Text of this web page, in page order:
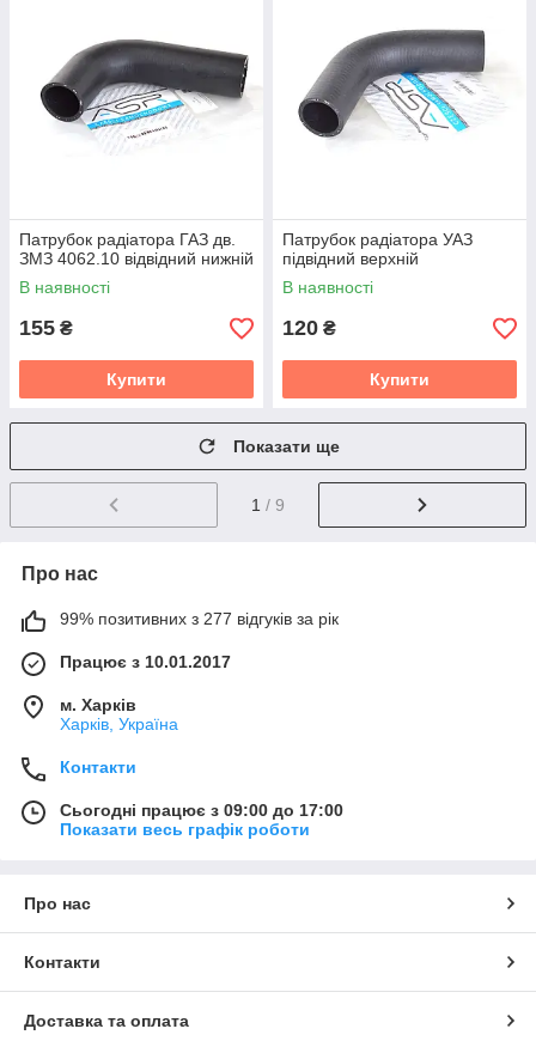
Патрубок радіатора ГАЗ дв.
ЗМЗ 4062.10 відвідний нижній
В наявності
155 ₴
Купити
Патрубок радіатора УАЗ
підвідний верхній
В наявності
120 ₴
Купити
Показати ще
1 / 9
Про нас
99% позитивних з 277 відгуків за рік
Працює з 10.01.2017
м. Харків
Харків, Україна
Контакти
Сьогодні працює з 09:00 до 17:00
Показати весь графік роботи
Про нас
Контакти
Доставка та оплата